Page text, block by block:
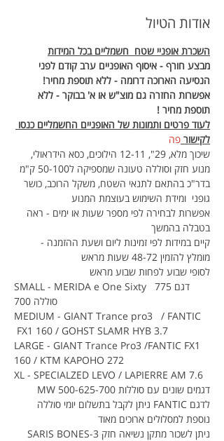
אודות הטיול
השכרת אופניי שטח  חשמליים בכל המידות
מבצע חורף - איסוף האופניים ערב קודם לפני
הנסיעה הארוכה דרומה - ללא תוספת מחיר!
אפשרות החזרה גם מוצ"ש או א' בבוקר - ללא
תוספת מחיר !
לעוד פרטים ותמונות של האופניים החשמליים כנסו
לקישור פה
שיכוך מלא, 29", 12-11 הילוכים, כסא הידראולי,
מנוע חזק וסוללה טעונה שמספיקה ל50-100 ק"מ
בדר"כ בהתאם לתנאי השטח, משקל הרוכב, כושר
גופני  ומידת השימוש בעוצמת המנוע
אפשרות לבחירה לפי מספר שעות או ימים - ראה
בטבלה בהמשך
קיים במידות לפי זמינות ליום ושעת ההזמנה -
מומלץ להזמין 48-72 שעות מראש
לסופי שבוע לפחות שבוע מראש
SMALL - MERIDA e One Sixty  דגם 775
סוללה 700
MEDIUM - GIANT Trance pro3   / FANTIC
FX1 160 / GOHST SLAMR HYB 3.7
LARGE - GIANT Trance Pro3 /FANTIC FX1
160 / KTM KAPOHO 272
XL - SPECIALZED LEVO / LAPIERRE AM 7.6
דגמים שונים עם סוללות 500-625-700 MW
לדגם FANTIC ניתן לקבל בתשלום יומי סוללה
נוספת למסלולים ארוכים מאוד